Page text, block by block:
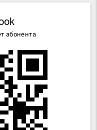
абонента